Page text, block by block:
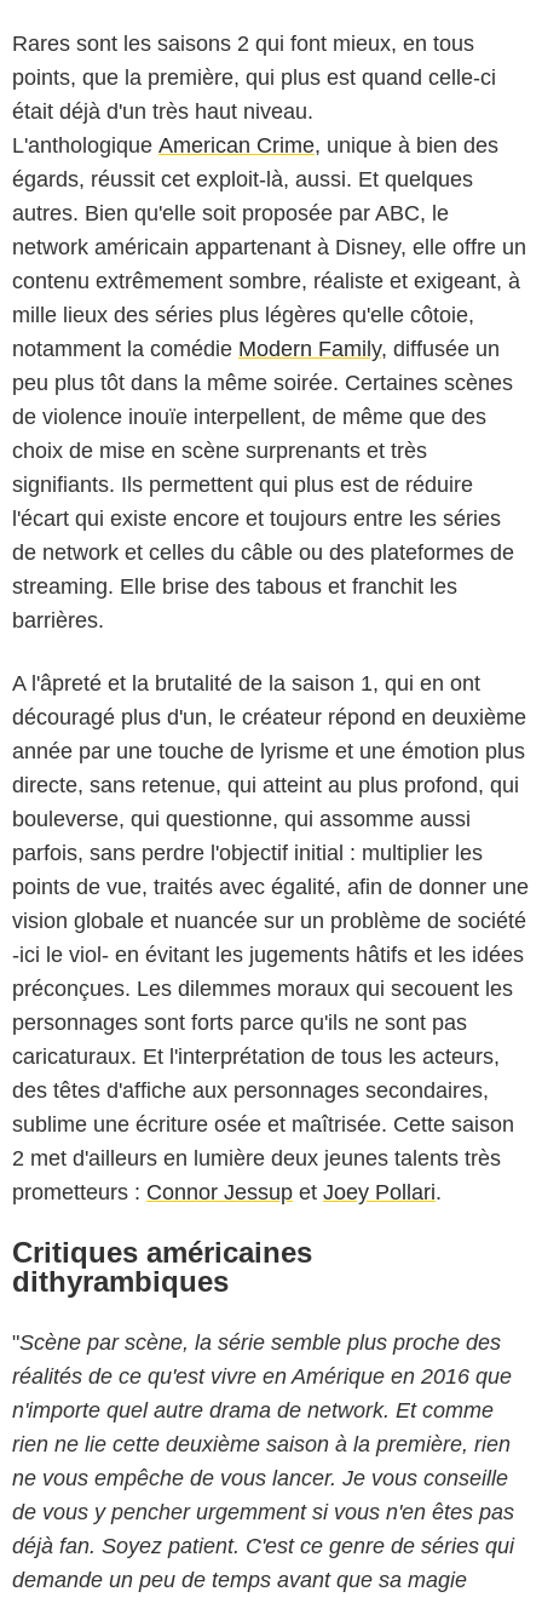
Rares sont les saisons 2 qui font mieux, en tous
points, que la première, qui plus est quand celle-ci
était déjà d'un très haut niveau.
L'anthologique American Crime, unique à bien des
égards, réussit cet exploit-là, aussi. Et quelques
autres. Bien qu'elle soit proposée par ABC, le
network américain appartenant à Disney, elle offre un
contenu extrêmement sombre, réaliste et exigeant, à
mille lieux des séries plus légères qu'elle côtoie,
notamment la comédie Modern Family, diffusée un
peu plus tôt dans la même soirée. Certaines scènes
de violence inouïe interpellent, de même que des
choix de mise en scène surprenants et très
signifiants. Ils permettent qui plus est de réduire
l'écart qui existe encore et toujours entre les séries
de network et celles du câble ou des plateformes de
streaming. Elle brise des tabous et franchit les
barrières.
A l'âpreté et la brutalité de la saison 1, qui en ont
découragé plus d'un, le créateur répond en deuxième
année par une touche de lyrisme et une émotion plus
directe, sans retenue, qui atteint au plus profond, qui
bouleverse, qui questionne, qui assomme aussi
parfois, sans perdre l'objectif initial : multiplier les
points de vue, traités avec égalité, afin de donner une
vision globale et nuancée sur un problème de société
-ici le viol- en évitant les jugements hâtifs et les idées
préconçues. Les dilemmes moraux qui secouent les
personnages sont forts parce qu'ils ne sont pas
caricaturaux. Et l'interprétation de tous les acteurs,
des têtes d'affiche aux personnages secondaires,
sublime une écriture osée et maîtrisée. Cette saison
2 met d'ailleurs en lumière deux jeunes talents très
prometteurs : Connor Jessup et Joey Pollari.
Critiques américaines
dithyrambiques
"Scène par scène, la série semble plus proche des
réalités de ce qu'est vivre en Amérique en 2016 que
n'importe quel autre drama de network. Et comme
rien ne lie cette deuxième saison à la première, rien
ne vous empêche de vous lancer. Je vous conseille
de vous y pencher urgemment si vous n'en êtes pas
déjà fan. Soyez patient. C'est ce genre de séries qui
demande un peu de temps avant que sa magie